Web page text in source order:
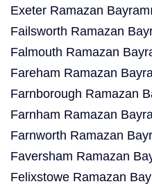
Exeter Ramazan
Failsworth Ramazan
Falmouth Ramazan
Fareham Ramazan
Farnborough Ramazan
Farnham Ramazan
Farnworth Ramazan
Faversham Ramazan
Felixstowe Ramazan